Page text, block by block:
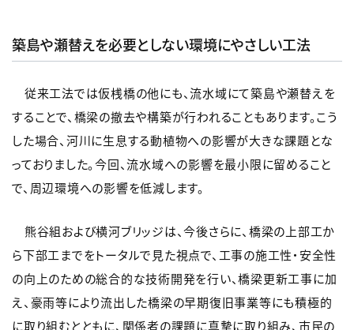
築島や瀬替えを必要としない環境にやさしい工法
従来工法では仮桟橋の他にも、流水域にて築島や瀬替えを
することで、橋梁の撤去や構築が行われることもあります。こう
した場合、河川に生息する動植物への影響が大きな課題とな
っておりました。今回、流水域への影響を最小限に留めること
で、周辺環境への影響を低減します。
熊谷組および横河ブリッジは、今後さらに、橋梁の上部工か
ら下部工までをトータルで見た視点で、工事の施工性・安全性
の向上のための総合的な技術開発を行い、橋梁更新工事に加
え、豪雨等により流出した橋梁の早期復旧事業等にも積極的
に取り組むとともに、関係者の課題に真摯に取り組み、市民の